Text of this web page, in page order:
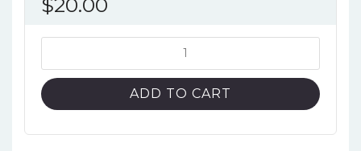
$20.00
AMARILLO
quantity
ADD TO CART